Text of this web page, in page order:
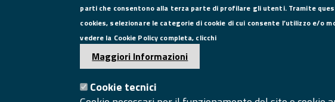
CONTATTI
Via Roma, 75, 81100 Caserta
Tel. 0823249111
camera.commercio.caserta@ce.legalmail.camcom.it
DATI PER
parti che consentono alla terza parte di profilare gli utenti. Tramite
cookies, selezionare le categorie di cookie di cui consente l’utilizzo e/o
vedere la Cookie Policy completa, clicchi
Maggiori Informazioni
Cookie tecnici